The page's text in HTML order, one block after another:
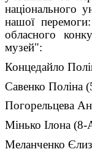
національного
нашої
обласного
музей":
Концедайло
Савенко Поліна
Погорельцева
Мінько Ілона (8-
Меланченко